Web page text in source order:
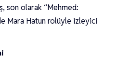
son olarak “Mehmed:
Mara Hatun rolüyle izleyici